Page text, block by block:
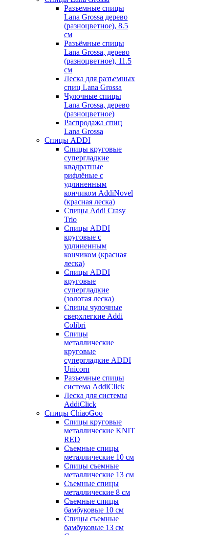
Разъемные спицы
Lana Grossa дерево
(разноцветное), 8.5
см
Разъёмные спицы
Lana Grossa, дерево
(разноцветное), 11.5
см
Леска для разъемных
спиц Lana Grossa
Чулочные спицы
Lana Grossa, дерево
(разноцветное)
Распродажа спиц
Lana Grossa
Спицы ADDI
Спицы круговые
супергладкие
квадратные
рифлёные с
удлиненным
кончиком AddiNovel
(красная леска)
Спицы Addi Crasy
Trio
Спицы ADDI
круговые с
удлиненным
кончиком (красная
леска)
Спицы ADDI
круговые
супергладкие
(золотая леска)
Спицы чулочные
сверхлегкие Addi
Colibri
Спицы
металлические
круговые
супергладкие ADDI
Unicorn
Разъемные спицы
система AddiClick
Леска для системы
AddiClick
Спицы ChiaoGoo
Спицы круговые
металлические KNIT
RED
Съемные спицы
металлические 10 см
Спицы съемные
металлические 13 см
Съемные спицы
металлические 8 см
Съемные спицы
бамбуковые 10 см
Спицы съемные
бамбуковые 13 см